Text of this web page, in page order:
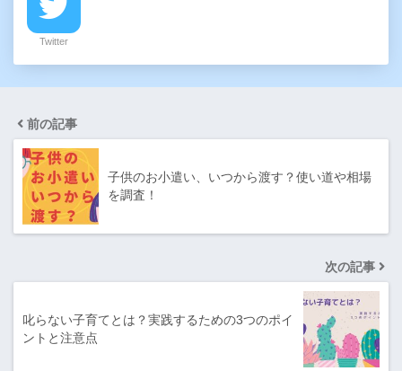
Twitter
前の記事
子供のお小遣い、いつから渡す？使い道や相場
を調査！
次の記事
叱らない子育てとは？実践するための3つのポイ
ントと注意点